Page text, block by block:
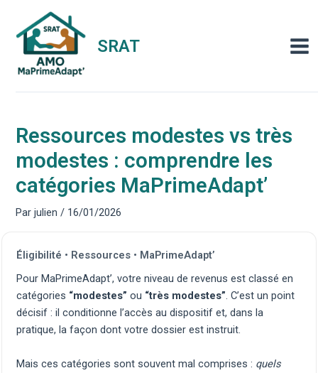
contenu
SRAT
Ressources modestes vs très
modestes : comprendre les
catégories MaPrimeAdapt’
Parjulien/ 16/01/2026
Éligibilité • Ressources • MaPrimeAdapt’
Pour MaPrimeAdapt’, votre niveau de revenus est classé en
catégories “modestes” ou “très modestes”. C’est un point
décisif : il conditionne l’accès au dispositif et, dans la
pratique, la façon dont votre dossier est instruit.
Mais ces catégories sont souvent mal comprises : quels